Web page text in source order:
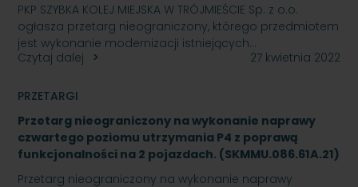
PKP SZYBKA KOLEJ MIEJSKA W TRÓJMIEŚCIE Sp. z o.o.
ogłasza przetarg nieograniczony, którego przedmiotem
jest wykonanie modernizacji istniejących…
Czytaj dalej
27 kwietnia 2022
PRZETARGI
Przetarg nieograniczony na wykonanie naprawy
czwartego poziomu utrzymania P4 z poprawą
funkcjonalności na 2 pojazdach. (SKMMU.086.61A.21)
Przetarg nieograniczony na wykonanie naprawy